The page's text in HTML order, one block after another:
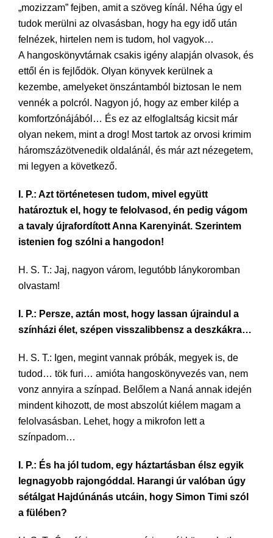
„mozizzam” fejben, amit a szöveg kínál. Néha úgy el
tudok merülni az olvasásban, hogy ha egy idő után
felnézek, hirtelen nem is tudom, hol vagyok…
A hangoskönyvtárnak csakis igény alapján olvasok, és
ettől én is fejlődök. Olyan könyvek kerülnek a
kezembe, amelyeket önszántamból biztosan le nem
vennék a polcról. Nagyon jó, hogy az ember kilép a
komfortzónájából… És ez az elfoglaltság kicsit már
olyan nekem, mint a drog! Most tartok az orvosi krimim
háromszázötvenedik oldalánál, és már azt nézegetem,
mi legyen a következő.
I. P.: Azt történetesen tudom, mivel együtt
határoztuk el, hogy te felolvasod, én pedig vágom
a tavaly újrafordított Anna Karenyinát. Szerintem
istenien fog szólni a hangodon!
H. S. T.: Jaj, nagyon várom, legutóbb lánykoromban
olvastam!
I. P.: Persze, aztán most, hogy lassan újraindul a
színházi élet, szépen visszalibbensz a deszkákra…
H. S. T.: Igen, megint vannak próbák, megyek is, de
tudod… tök furi… amióta hangoskönyvezés van, nem
vonz annyira a színpad. Belőlem a Naná annak idején
mindent kihozott, de most abszolút kiélem magam a
felolvasásban. Lehet, hogy a mikrofon lett a
színpadom…
I. P.: És ha jól tudom, egy háztartásban élsz egyik
legnagyobb rajongóddal. Harangi úr valóban úgy
sétálgat Hajdúnánás utcáin, hogy Simon Timi szól
a fülében?